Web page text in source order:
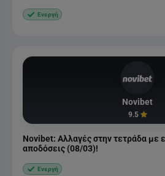
Ενεργή
Novibet
9.5
Novibet: Αλλαγές στην τετράδα με
αποδόσεις (08/03)!
Ενεργή